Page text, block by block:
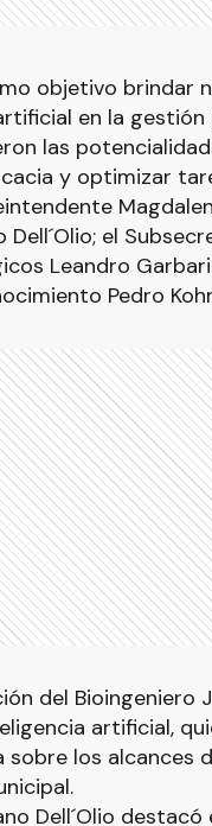
objetivo brindar
en la gestión
las
y optimizar
el
Leandro
Pedro
del Bioingeniero
artificial,
los alcances
Dell´Olio